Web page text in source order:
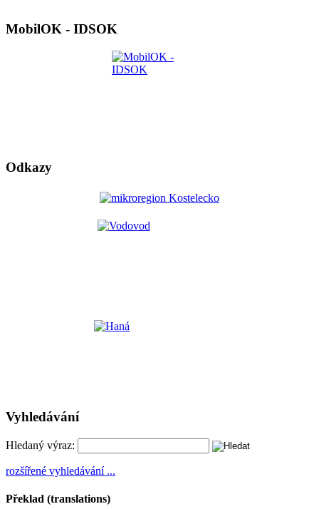
MobilOK - IDSOK
Odkazy
Vyhledávání
Hledaný výraz:
rozšířené vyhledávání ...
Překlad (translations)